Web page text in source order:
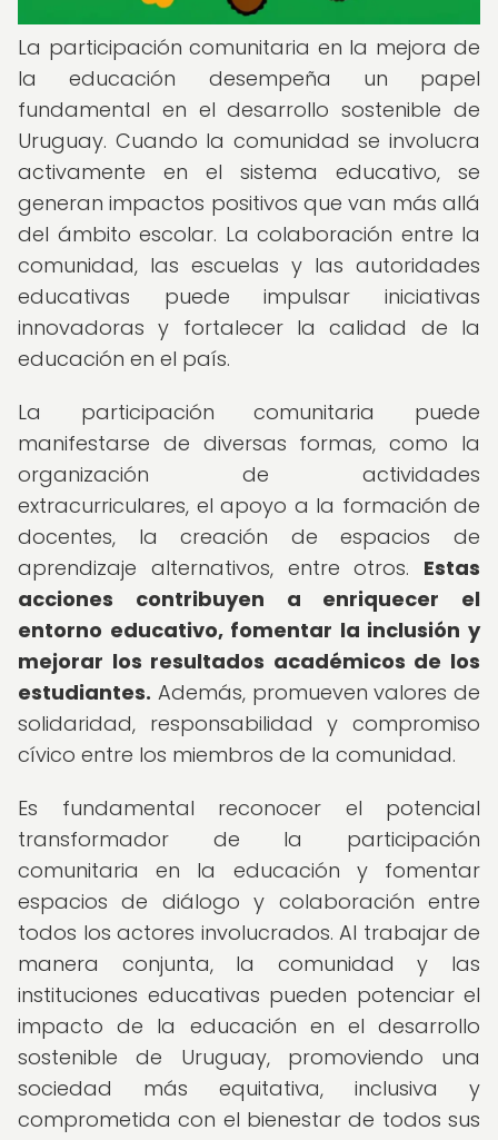
La participación comunitaria en la mejora de
la educación desempeña un papel
fundamental en el desarrollo sostenible de
Uruguay. Cuando la comunidad se involucra
activamente en el sistema educativo, se
generan impactos positivos que van más allá
del ámbito escolar. La colaboración entre la
comunidad, las escuelas y las autoridades
educativas puede impulsar iniciativas
innovadoras y fortalecer la calidad de la
educación en el país.
La participación comunitaria puede
manifestarse de diversas formas, como la
organización de actividades
extracurriculares, el apoyo a la formación de
docentes, la creación de espacios de
aprendizaje alternativos, entre otros. Estas
acciones contribuyen a enriquecer el
entorno educativo, fomentar la inclusión y
mejorar los resultados académicos de los
estudiantes. Además, promueven valores de
solidaridad, responsabilidad y compromiso
cívico entre los miembros de la comunidad.
Es fundamental reconocer el potencial
transformador de la participación
comunitaria en la educación y fomentar
espacios de diálogo y colaboración entre
todos los actores involucrados. Al trabajar de
manera conjunta, la comunidad y las
instituciones educativas pueden potenciar el
impacto de la educación en el desarrollo
sostenible de Uruguay, promoviendo una
sociedad más equitativa, inclusiva y
comprometida con el bienestar de todos sus